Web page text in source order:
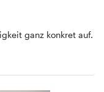
ganz konkret auf.